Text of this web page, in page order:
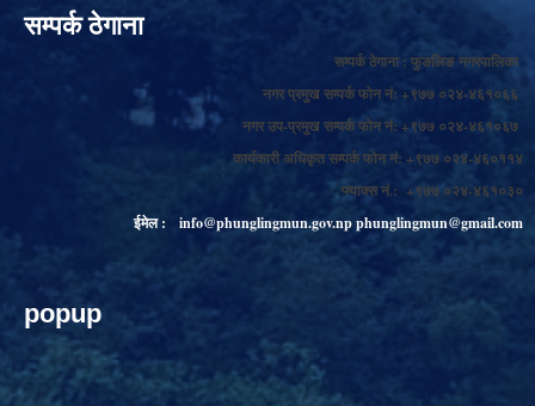
सम्पर्क ठेगाना
सम्पर्क ठेगाना : फुङलिङ नगरपालिका
नगर प्रमुख सम्पर्क फोन नं: +९७७ ०२४-४६१०६६
नगर उप-प्रमुख सम्पर्क फोन नं: +९७७ ०२४-४६१०६७
कार्यकारी अधिकृत सम्पर्क फोन नं: +९७७ ०२४-४६०११४
फ्याक्स नं.: +९७७ ०२४-४६१०३०
ईमेल :
info@phunglingmun.gov.npphunglingmun@gmail.com
popup